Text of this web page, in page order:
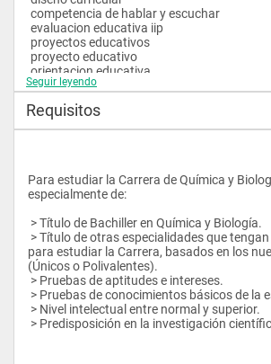
Campo y Mercado Ocupacional
Educación formal:
> Centro de Salud.
> Organizaciones no gubernamentales.
> Empresas privadas y públicas.
> Instituciones educativas.
> Microempresas.
Metodología de estudio:
> Se aplica métodos, técnicas y
> Que sea de innovación pedagógica e
> Que sea de calidad y de pertenencia de la
competencia de hablar y escuchar
evaluacion educativa iip
proyectos educativos
proyecto educativo
orientacion educativa
diseno curricular
diseno y metodo de investigacion
practica docente
tecnologia educativa
general didactics
evaluacion educativa
infopedagogia ict
identidad cultural ecuatoriana
evaluacion educativa
classroom management
evaluacion educativa
practica docente
practica docente
cooperative learning
statistics
Seguir leyendo
Requisitos
Para estudiar la Carrera de Química y
especialmente de:
> Título de Bachiller en Química y Biología.
para estudiar la Carrera, basados en los
(Únicos o Polivalentes).
> Pruebas de aptitudes e intereses.
> Pruebas de conocimientos básicos de la
> Nivel intelectual entre normal y superior.
> Predisposición en la investigación